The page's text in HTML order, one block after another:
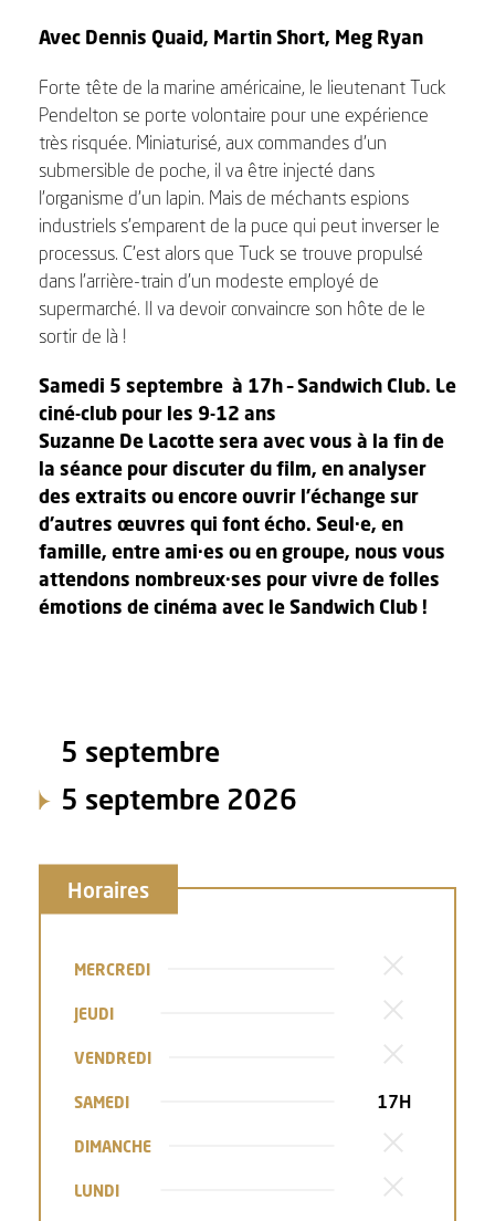
Avec Dennis Quaid, Martin Short, Meg Ryan
Forte tête de la marine américaine, le lieutenant Tuck
Pendelton se porte volontaire pour une expérience
très risquée. Miniaturisé, aux commandes d’un
submersible de poche, il va être injecté dans
l’organisme d’un lapin. Mais de méchants espions
industriels s’emparent de la puce qui peut inverser le
processus. C’est alors que Tuck se trouve propulsé
dans l’arrière-train d’un modeste employé de
supermarché. Il va devoir convaincre son hôte de le
sortir de là !
Samedi 5 septembre à 17h – Sandwich Club. Le
ciné-club pour les 9-12 ans
Suzanne De Lacotte sera avec vous à la fin de
la séance pour discuter du film, en analyser
des extraits ou encore ouvrir l’échange sur
d’autres œuvres qui font écho. Seul·e, en
famille, entre ami·es ou en groupe, nous vous
attendons nombreux·ses pour vivre de folles
émotions de cinéma avec le Sandwich Club !
5 septembre
5 septembre 2026
Horaires
MERCREDI
JEUDI
VENDREDI
SAMEDI 17H
DIMANCHE
LUNDI